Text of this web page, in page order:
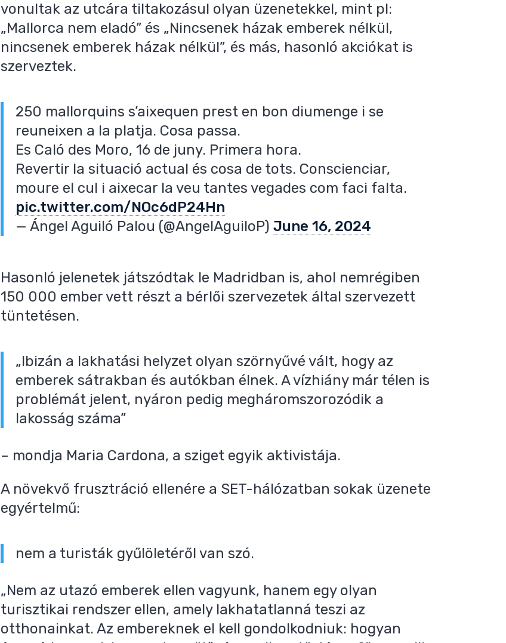
vonultak az utcára tiltakozásul olyan üzenetekkel, mint pl:
„Mallorca nem eladó” és „Nincsenek házak emberek nélkül,
nincsenek emberek házak nélkül”, és más, hasonló akciókat is
szerveztek.
250 mallorquins s’aixequen prest en bon diumenge i se
reuneixen a la platja. Cosa passa.
Es Caló des Moro, 16 de juny. Primera hora.
Revertir la situació actual és cosa de tots. Conscienciar,
moure el cul i aixecar la veu tantes vegades com faci falta.
pic.twitter.com/NOc6dP24Hn
— Ángel Aguiló Palou (@AngelAguiloP)June 16, 2024
Hasonló jelenetek játszódtak le Madridban is, ahol nemrégiben
150 000 ember vett részt a bérlői szervezetek által szervezett
tüntetésen.
„Ibizán a lakhatási helyzet olyan szörnyűvé vált, hogy az
emberek sátrakban és autókban élnek. A vízhiány már télen is
problémát jelent, nyáron pedig megháromszorozódik a
lakosság száma”
– mondja Maria Cardona, a sziget egyik aktivistája.
A növekvő frusztráció ellenére a SET-hálózatban sokak üzenete
egyértelmű:
nem a turisták gyűlöletéről van szó.
„Nem az utazó emberek ellen vagyunk, hanem egy olyan
turisztikai rendszer ellen, amely lakhatatlanná teszi az
otthonainkat. Az embereknek el kell gondolkodniuk: hogyan